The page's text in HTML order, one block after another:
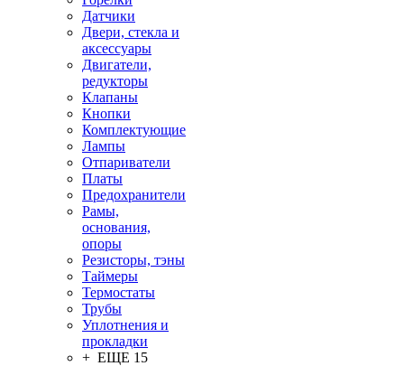
Датчики
Двери, стекла и
аксессуары
Двигатели,
редукторы
Клапаны
Кнопки
Комплектующие
Лампы
Отпариватели
Платы
Предохранители
Рамы,
основания,
опоры
Резисторы, тэны
Таймеры
Термостаты
Трубы
Уплотнения и
прокладки
+ ЕЩЕ 15